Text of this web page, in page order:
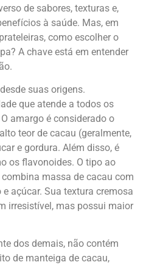
de sabores, texturas e,
à saúde. Mas, em
como escolher o
A chave está em entender
suas origens.
que atende a todos os
amargo é considerado o
teor de cacau (geralmente,
e gordura. Além disso, é
os flavonoides. O tipo ao
massa de cacau com
açúcar. Sua textura cremosa
irresistível, mas possui maior
dos demais, não contém
de manteiga de cacau,